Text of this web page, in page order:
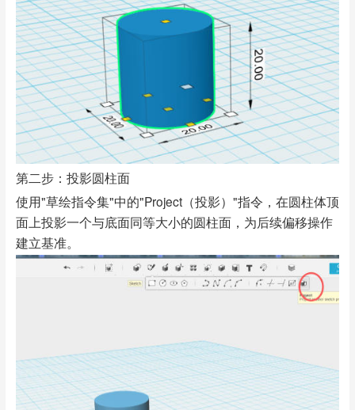
第二步：投影圆柱面
使用"草绘指令集"中的"Project（投影）"指令，在圆柱体顶
面上投影一个与底面同等大小的圆柱面，为后续偏移操作
建立基准。